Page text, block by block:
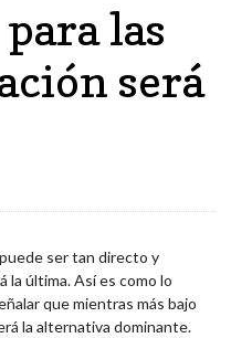
las
será
ser tan directo y
la última. Así es como lo
que mientras más bajo
la alternativa dominante.